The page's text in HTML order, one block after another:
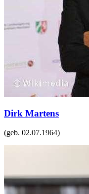
Dirk Martens
(geb. 02.07.1964)